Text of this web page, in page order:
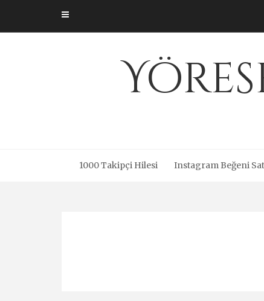
content
1000 Takipçi Hilesi Instagram Beğeni